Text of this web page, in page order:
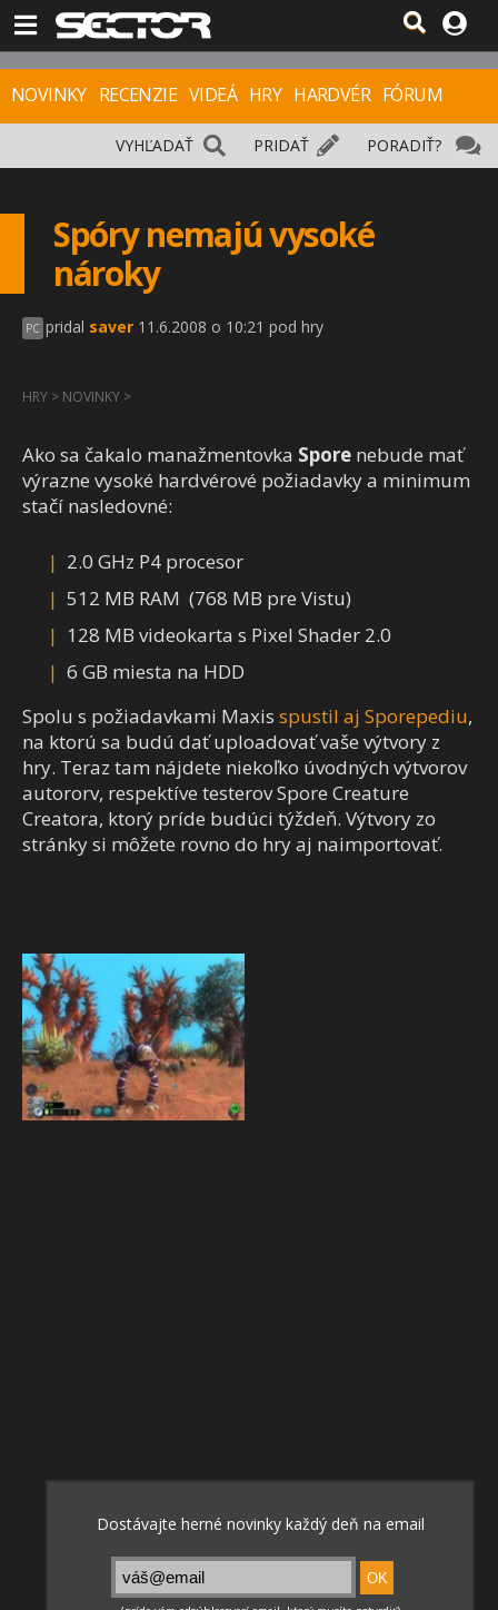
NOVINKY RECENZIE VIDEÁ HRY HARDVÉR FÓRUM
PORADIŤ?
PRIDAŤ
VYHĽADAŤ
Spóry nemajú vysoké
nároky
PC pridal saver 11.6.2008 o 10:21 pod hry
HRY > NOVINKY >
Ako sa čakalo manažmentovka Spore nebude mať
výrazne vysoké hardvérové požiadavky a minimum
stačí nasledovné:
2.0 GHz P4 procesor
512 MB RAM (768 MB pre Vistu)
128 MB videokarta s Pixel Shader 2.0
6 GB miesta na HDD
Spolu s požiadavkami Maxis spustil aj Sporepediu,
na ktorú sa budú dať uploadovať vaše výtvory z
hry. Teraz tam nájdete niekoľko úvodných výtvorov
autororv, respektíve testerov Spore Creature
Creatora, ktorý príde budúci týždeň. Výtvory zo
stránky si môžete rovno do hry aj naimportovať.